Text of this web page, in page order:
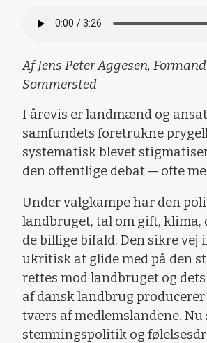
Af Jens Peter Aggesen,
Sommersted
I årevis er landmænd og
samfundets foretrukne
systematisk blevet
den offentlige debat — ofte
Under valgkampe har den
landbruget, tal om gift,
de billige bifald. Den sikre
ukritisk at glide med på den
rettes mod landbruget og
af dansk landbrug
tværs af medlemslandene.
stemningspolitik og